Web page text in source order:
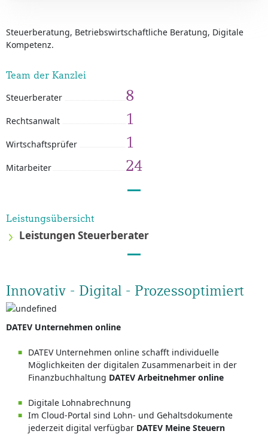
Steuerberatung, Betriebswirtschaftliche Beratung, Digitale
Kompetenz.
Team der Kanzlei
Steuerberater 8
Rechtsanwalt 1
Wirtschaftsprüfer 1
Mitarbeiter 24
Leistungsübersicht
Leistungen Steuerberater
Innovativ - Digital - Prozessoptimiert
DATEV Unternehmen online
DATEV Unternehmen online schafft individuelle
Möglichkeiten der digitalen Zusammenarbeit in der
Finanzbuchhaltung DATEV Arbeitnehmer online
Digitale Lohnabrechnung
Im Cloud-Portal sind Lohn- und Gehaltsdokumente
jederzeit digital verfügbar DATEV Meine Steuern